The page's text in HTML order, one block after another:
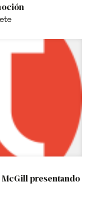
presentando